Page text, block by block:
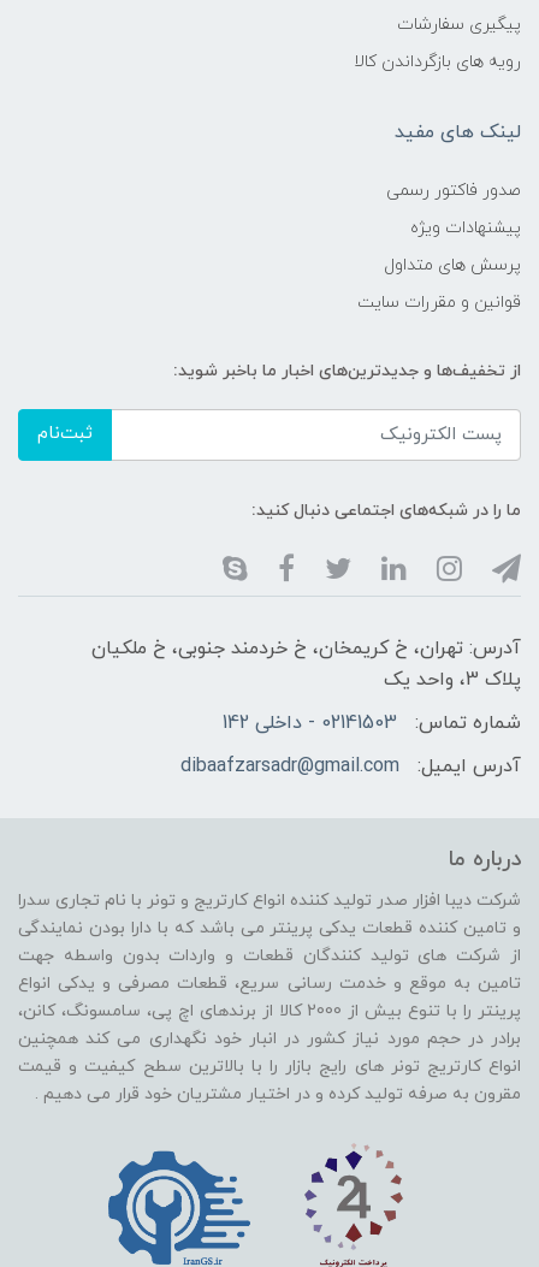
پیگیری سفارشات
رویه های بازگرداندن کالا
لینک های مفید
صدور فاکتور رسمی
پیشنهادات ویژه
پرسش های متداول
قوانین و مقررات سایت
از تخفیف‌ها و جدیدترین‌های اخبار ما باخبر شوید:
ثبت‌نام
ما را در شبکه‌های اجتماعی دنبال کنید:
آدرس: تهران، خ کریمخان، خ خردمند جنوبی، خ ملکیان
پلاک 3، واحد یک
شماره تماس:
02141503 - داخلی 142
آدرس ایمیل:
dibaafzarsadr@gmail.com
درباره ما
شرکت دیبا افزار صدر تولید کننده انواع کارتریج و تونر با نام تجاری سدرا
و تامین کننده قطعات یدکی پرینتر می باشد که با دارا بودن نمایندگی
از شرکت های تولید کنندگان قطعات و واردات بدون واسطه جهت
تامین به موقع و خدمت رسانی سریع، قطعات مصرفی و یدکی انواع
پرینتر را با تنوع بیش از 2000 کالا از برندهای اچ پی، سامسونگ، کانن،
برادر در حجم مورد نیاز کشور در انبار خود نگهداری می کند همچنین
انواع کارتریج تونر های رایج بازار را با بالاترین سطح کیفیت و قیمت
مقرون به صرفه تولید کرده و در اختیار مشتریان خود قرار می دهیم .